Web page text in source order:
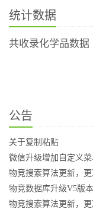
统计数据
共收录化学品数据
公告
关于复制粘贴
微信升级增加自定义
物竞搜索算法更新，更
物竞数据库升级V5版本
物竞搜索算法更新，更